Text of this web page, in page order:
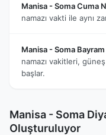
Manisa - Soma Cuma
namazı vakti ile aynı
Manisa - Soma Bayram
namazı vakitleri,
başlar.
Manisa - Soma
Oluşturuluyor